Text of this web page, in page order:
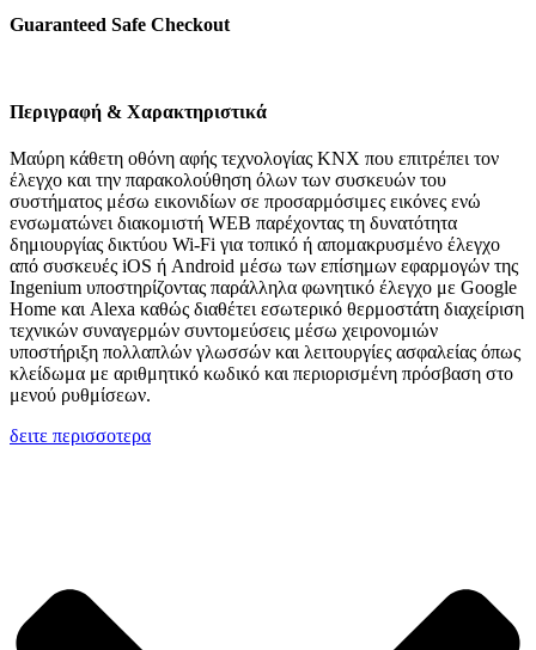
Guaranteed Safe Checkout
Περιγραφή & Χαρακτηριστικά
Μαύρη κάθετη οθόνη αφής τεχνολογίας KNX που επιτρέπει τον
έλεγχο και την παρακολούθηση όλων των συσκευών του
συστήματος μέσω εικονιδίων σε προσαρμόσιμες εικόνες ενώ
ενσωματώνει διακομιστή WEB παρέχοντας τη δυνατότητα
δημιουργίας δικτύου Wi-Fi για τοπικό ή απομακρυσμένο έλεγχο
από συσκευές iOS ή Android μέσω των επίσημων εφαρμογών της
Ingenium υποστηρίζοντας παράλληλα φωνητικό έλεγχο με Google
Home και Alexa καθώς διαθέτει εσωτερικό θερμοστάτη διαχείριση
τεχνικών συναγερμών συντομεύσεις μέσω χειρονομιών
υποστήριξη πολλαπλών γλωσσών και λειτουργίες ασφαλείας όπως
κλείδωμα με αριθμητικό κωδικό και περιορισμένη πρόσβαση στο
μενού ρυθμίσεων.
δειτε περισσοτερα